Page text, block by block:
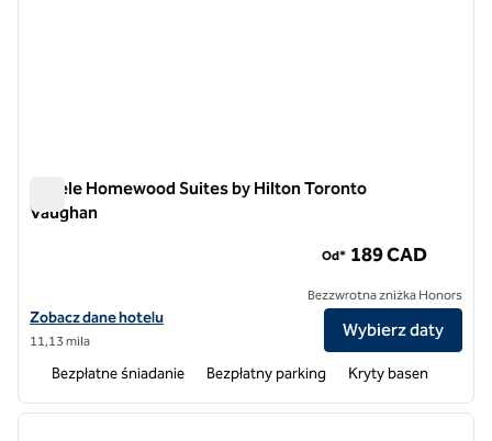
Hotele Homewood Suites by Hilton Toronto
Vaughan
Zobacz szczegóły hotelu Homewood Suites by Hilton Toronto
Zobacz dane hotelu
11,13 mila
Od* 189 CAD
Bezzwrotna zniżka Honors
Wybierz daty
Bezpłatne śniadanie Bezpłatny parking Kryty basen
1 z 12